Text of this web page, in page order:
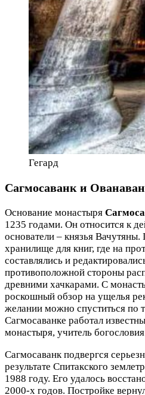
Гегард
Сагмосаванк и
Основание монастыря
1235 годами. Он относится к
основатели – князья
хранилище для книг, где на
составлялись и
противоположной стороны
древними хачкарами. С
роскошный обзор на ущелья
желании можно спуститься по
Сагмосаванке работал
монастыря, учитель
Сагмосаванк подвергся
результате Спитакского
1988 году. Его удалось
2000-х годов. Постройке